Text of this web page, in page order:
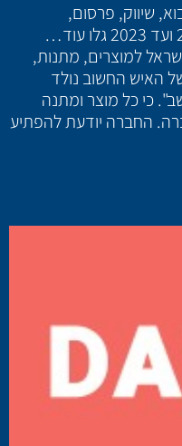
שיווק, פרסום,
קמעונאות זמן עבודה: משנת 2021 ועד 2023 גלו עוד…
למוצרים, מתנות,
האיש החשוב נולד
כי כל מוצר ומתנה
החברה יודעת להפתיע